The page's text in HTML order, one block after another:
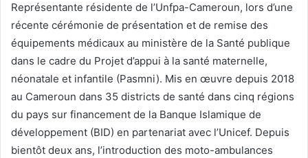
Représentante résidente de l’Unfpa-Cameroun, lors d’une
récente cérémonie de présentation et de remise des
équipements médicaux au ministère de la Santé publique
dans le cadre du Projet d’appui à la santé maternelle,
néonatale et infantile (Pasmni). Mis en œuvre depuis 2018
au Cameroun dans 35 districts de santé dans cinq régions
du pays sur financement de la Banque Islamique de
développement (BID) en partenariat avec l’Unicef. Depuis
bientôt deux ans, l’introduction des moto-ambulances